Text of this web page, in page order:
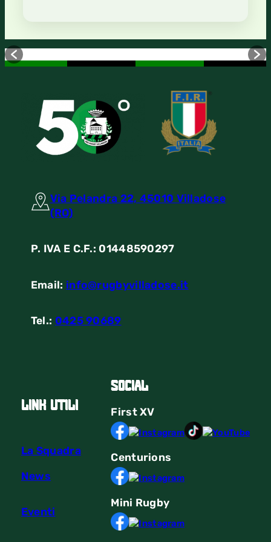
Via Pelandra 22, 45010 Villadose
(RO)
P. IVA E C.F.: 01448590297
Email: info@rugbyvilladose.it
Tel.: 0425 90689
link utili
La Squadra
News
Eventi
Social
FirstXV
Centurions
Mini Rugby